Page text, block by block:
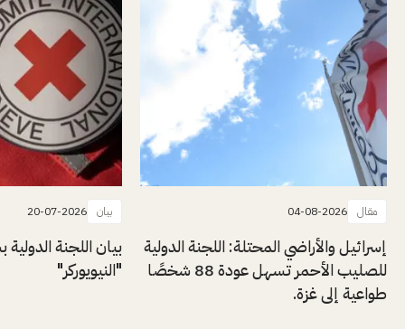
مقال 04-08-2026
إسرائيل والأراضي المحتلة: اللجنة الدولية
للصليب الأحمر تسهل عودة 88 شخصًا
طواعية إلى غزة.
بيان 20-07-2026
بيان اللجنة
"النيويوركر"